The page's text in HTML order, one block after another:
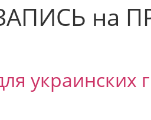
на
украинских